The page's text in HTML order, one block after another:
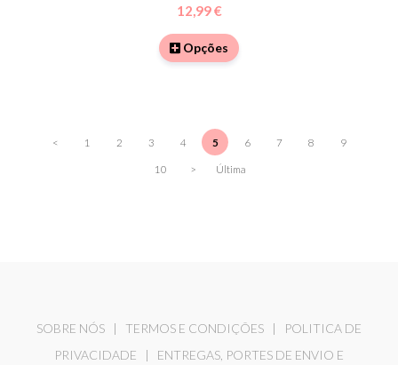
12,99 €
Opções
< 1 2 3 4 5 6 7 8 9
10 > Última
SOBRE NÓS | TERMOS E CONDIÇÕES |
POLITICA DE
PRIVACIDADE | ENTREGAS, PORTES DE ENVIO E